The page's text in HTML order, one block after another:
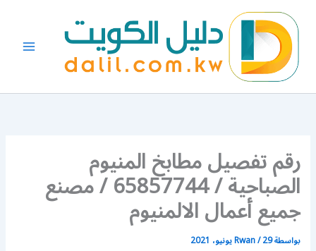
المحتوى
رقم تفصيل مطابخ المنيوم
الصباحية / 65857744 / مصنع
جميع أعمال الالمنيوم
بواسطة Rwan/29 يونيو، 2021